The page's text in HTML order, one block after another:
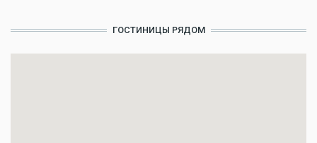
ГОСТИНИЦЫ РЯДОМ